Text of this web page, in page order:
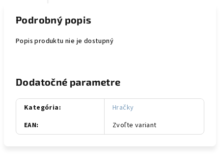
Podrobný popis
Popis produktu nie je dostupný
Dodatočné parametre
Kategória:
Hračky
EAN: Zvoľte variant